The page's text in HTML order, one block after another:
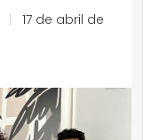
17 de abril de